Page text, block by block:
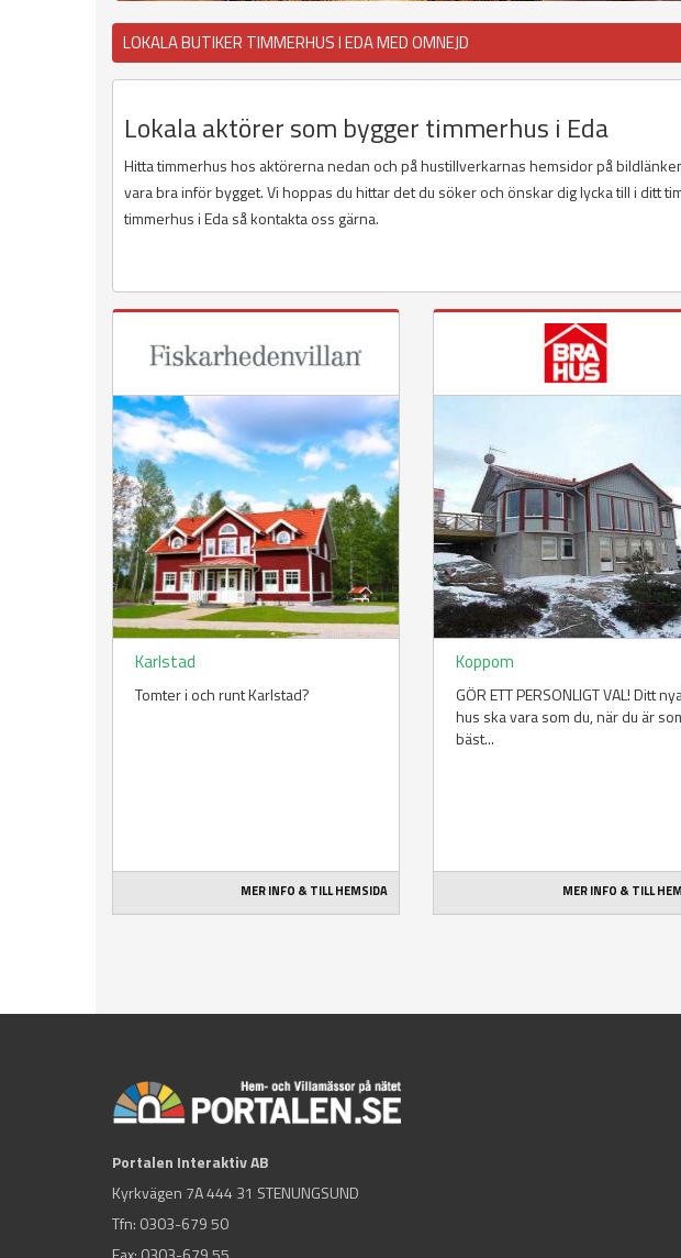
LOKALA BUTIKER TIMMERHUS I EDA MED OMNEJD
Lokala aktörer som bygger timmerhus i Eda
Hitta timmerhus hos aktörerna nedan och på hustillverkarnas hemsidor på
vara bra inför bygget. Vi hoppas du hittar det du söker och önskar dig lycka till i ditt
timmerhus i Eda så kontakta oss gärna.
Karlstad
Tomter i och runt Karlstad?
MER INFO & TILL HEMSIDA
Koppom
GÖR ETT PERSONLIGT VAL! Ditt
hus ska vara som du, när du är
bäst...
MER INFO & TILL
Portalen Interaktiv AB
Kyrkvägen 7A 444 31 STENUNGSUND
Tfn: 0303-679 50